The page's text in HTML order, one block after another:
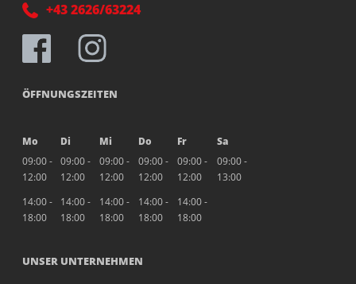
+43 2626/63224
ÖFFNUNGSZEITEN
Mo Di Mi Do Fr
Sa
09:00 -
12:00
09:00 -
12:00
09:00 -
12:00
09:00 -
12:00
09:00 -
12:00
09:00 -
13:00
14:00 -
18:00
14:00 -
18:00
14:00 -
18:00
14:00 -
18:00
14:00 -
18:00
UNSER UNTERNEHMEN